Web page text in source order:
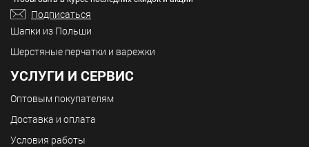
Подписаться
Шапки из Польши
Шерстяные перчатки и варежки
УСЛУГИ И СЕРВИС
Оптовым покупателям
Доставка и оплата
Условия работы